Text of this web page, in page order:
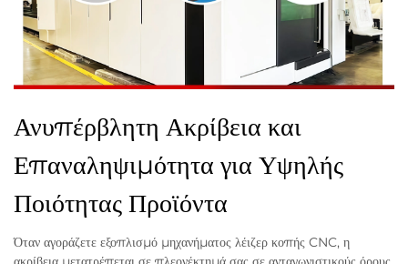
Ανυπέρβλητη Ακρίβεια και
Επαναληψιμότητα για Υψηλής
Ποιότητας Προϊόντα
Όταν αγοράζετε εξοπλισμό μηχανήματος λέιζερ κοπής CNC, η